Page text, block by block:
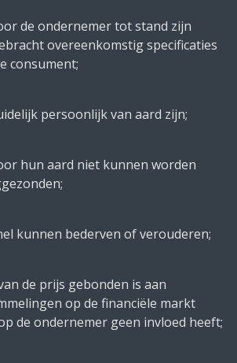
de ondernemer tot stand zijn
overeenkomstig specificaties
consument;
persoonlijk van aard zijn;
hun aard niet kunnen worden
kunnen bederven of verouderen;
de prijs gebonden is aan
op de financiële markt
de ondernemer geen invloed heeft;